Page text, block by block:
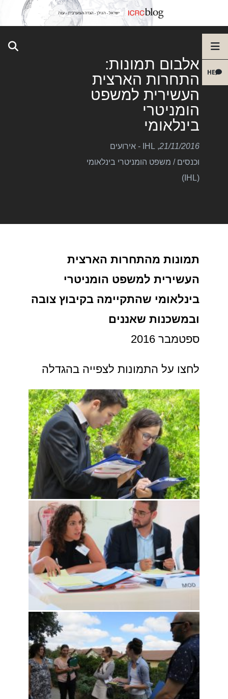
HE
אלבום תמונות:
התחרות הארצית
העשירית למשפט
הומניטרי
בינלאומי
21/11/2016
,
IHL - אירועים
וכנסים / משפט הומניטרי בינלאומי
(IHL)
תמונות מהתחרות הארצית
העשירית למשפט הומניטרי
בינלאומי שהתקיימה בקיבוץ צובה
ובמשכנות שאננים
ספטמבר 2016
לחצו על התמונות לצפייה בהגדלה